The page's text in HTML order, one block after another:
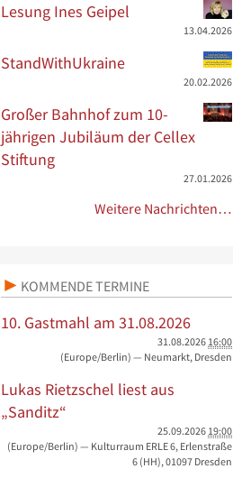
Lesung Ines Geipel
13.04.2026
StandWithUkraine
20.02.2026
Großer Bahnhof zum 10-
jährigen Jubiläum der Cellex
Stiftung
27.01.2026
Weitere Nachrichten…
KOMMENDE TERMINE
10. Gastmahl am 31.08.2026
31.08.2026 16:00
(Europe/Berlin) — Neumarkt, Dresden
Lukas Rietzschel liest aus
„Sanditz“
25.09.2026 19:00
(Europe/Berlin) — Kulturraum ERLE 6, Erlenstraße
6 (HH), 01097 Dresden